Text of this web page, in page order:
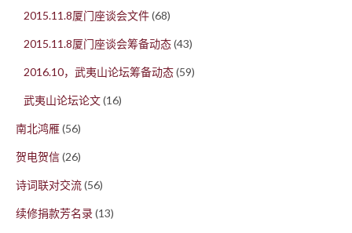
2015.11.8厦门座谈会文件(68)
2015.11.8厦门座谈会筹备动态(43)
2016.10，武夷山论坛筹备动态(59)
武夷山论坛论文(16)
南北鸿雁(56)
贺电贺信(26)
诗词联对交流(56)
续修捐款芳名录(13)